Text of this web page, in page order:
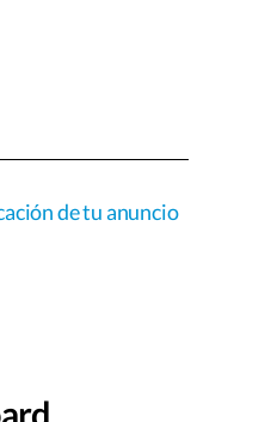
de tu anuncio